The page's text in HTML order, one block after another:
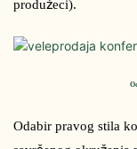
produžeci).
Odabir pravog stila